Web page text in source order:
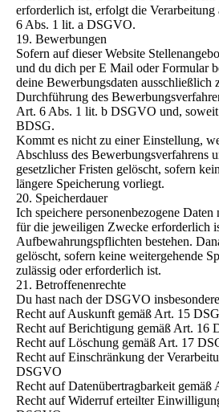
erforderlich ist, erfolgt die
6 Abs. 1 lit. a DSGVO.
19. Bewerbungen
Sofern auf dieser Website
und du dich per E Mail oder Formular
deine Bewerbungsdaten ausschließlich
Durchführung des
Art. 6 Abs. 1 lit. b DSGVO und,
BDSG.
Kommt es nicht zu einer Einstellung,
Abschluss des Bewerbungsverfahrens
gesetzlicher Fristen gelöscht, sofern
längere Speicherung vorliegt.
20. Speicherdauer
Ich speichere personenbezogene
für die jeweiligen Zwecke erforderlich
Aufbewahrungspflichten bestehen.
gelöscht, sofern keine weitergehende
zulässig oder erforderlich ist.
21. Betroffenenrechte
Du hast nach der DSGVO
Recht auf Auskunft gemäß Art. 15
Recht auf Berichtigung gemäß Art. 16
Recht auf Löschung gemäß Art. 17
Recht auf Einschränkung der
DSGVO
Recht auf Datenübertragbarkeit
Recht auf Widerruf erteilter